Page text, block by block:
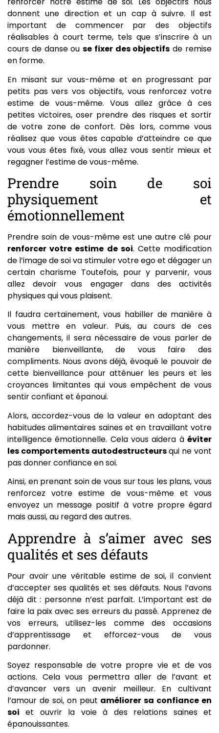
donnent une direction et un cap à suivre. Il est
important de commencer par des objectifs
réalisables à court terme, tels que s’inscrire à un
cours de danse ouse fixer des objectifs de remise
en forme.
En misant sur vous-même et en progressant par
petits pas vers vos objectifs, vous renforcez votre
estime de vous-même. Vous allez grâce à ces
petites victoires, oser prendre des risques et sortir
de votre zone de confort. Dès lors, comme vous
réalisez que vous êtes capable d’atteindre ce que
vous vous êtes fixé, vous allez vous sentir mieux et
regagner l’estime de vous-même.
Prendre soin de soi
physiquement et
émotionnellement
Prendre soin de vous-même est une autre clé pour
renforcer votre estime de soi. Cette modification
de l’image de soi va stimuler votre ego et dégager un
certain charisme Toutefois, pour y parvenir, vous
allez devoir vous engager dans des activités
physiques qui vous plaisent.
Il faudra certainement, vous habiller de manière à
vous mettre en valeur. Puis, au cours de ces
changements, il sera nécessaire de vous parler de
manière bienveillante, de vous faire des
compliments. Nous avons déjà, évoqué le pouvoir de
cette bienveillance pour atténuer les peurs et les
croyances limitantes qui vous empêchent de vous
sentir confiant et épanoui.
Alors, accordez-vous de la valeur en adoptant des
habitudes alimentaires saines et en travaillant votre
intelligence émotionnelle. Cela vous aidera à éviter
les comportements autodestructeursqui ne vont
pas donner confiance en soi.
Ainsi, en prenant soin de vous sur tous les plans, vous
renforcez votre estime de vous-même et vous
envoyez un message positif à votre propre égard
mais aussi, au regard des autres.
Apprendre à s’aimer avec ses
qualités et ses défauts
Pour avoir une véritable estime de soi, il convient
d’accepter ses qualités et ses défauts. Nous l’avons
déjà dit : personne n’est parfait. L’important est de
faire la paix avec ses erreurs du passé. Apprenez de
vos erreurs, utilisez-les comme des occasions
d’apprentissage et efforcez-vous de vous
pardonner.
Soyez responsable de votre propre vie et de vos
actions. Cela vous permettra aller de l’avant et
d’avancer vers un avenir meilleur. En cultivant
l’amour de soi, on peut améliorer sa confiance en
soi et ouvrir la voie à des relations saines et
épanouissantes.